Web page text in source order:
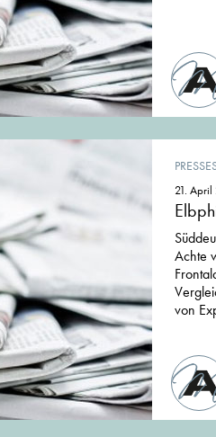
21. April
Achte
von